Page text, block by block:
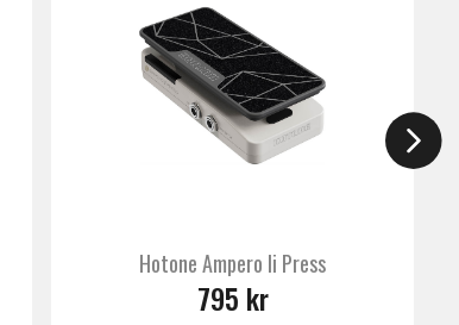
Hotone Ampero Ii Press
795 kr